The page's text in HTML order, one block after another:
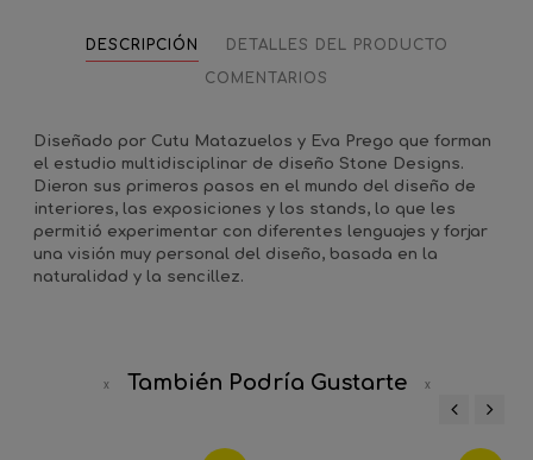
DESCRIPCIÓN
DETALLES DEL PRODUCTO
COMENTARIOS
Diseñado por Cutu Matazuelos y Eva Prego que forman
el estudio multidisciplinar de diseño Stone Designs.
Dieron sus primeros pasos en el mundo del diseño de
interiores, las exposiciones y los stands, lo que les
permitió experimentar con diferentes lenguajes y forjar
una visión muy personal del diseño, basada en la
naturalidad y la sencillez.
También Podría Gustarte